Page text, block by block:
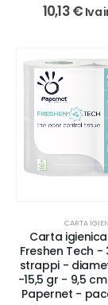
10,13€ Iva
CARTA
Carta
Freshen Tech -
strappi -
-15,5 gr - 9,5
Papernet -